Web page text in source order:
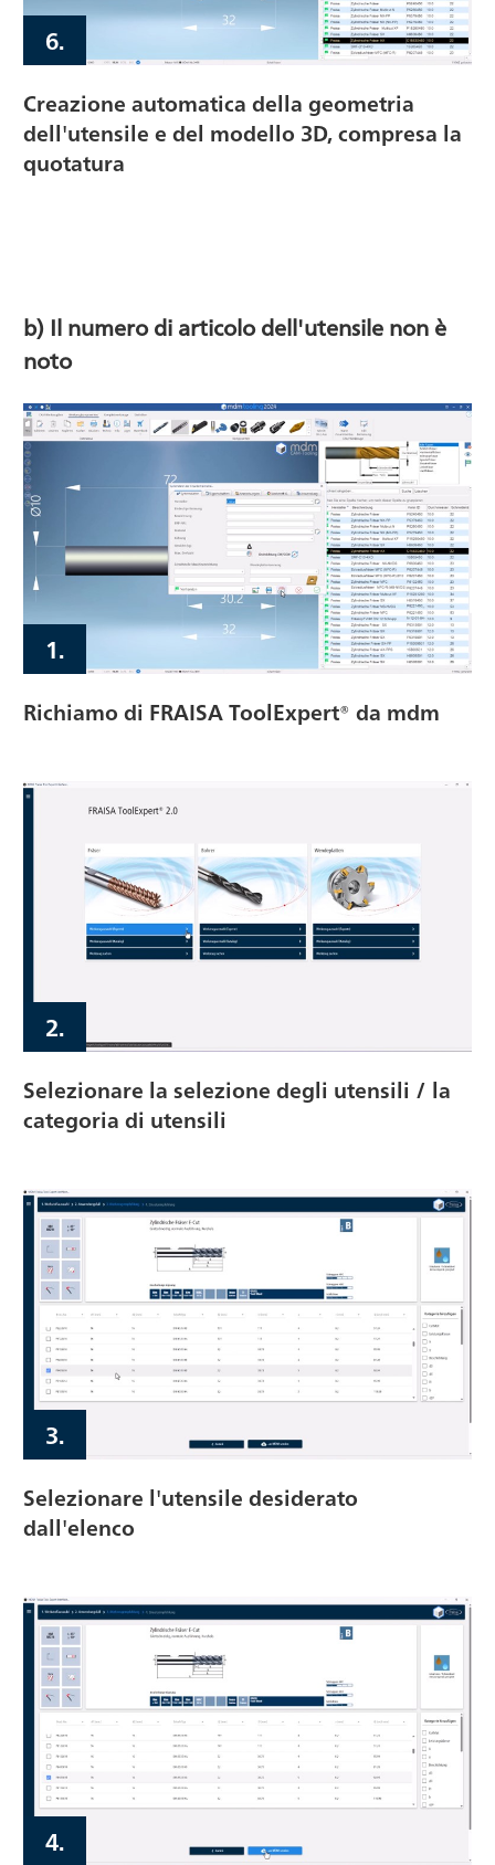
6.
Creazione automatica della geometria
dell'utensile e del modello 3D, compresa la
quotatura
b) Il numero di articolo dell'utensile non è
noto
1.
Richiamo di FRAISA ToolExpert® da mdm
2.
Selezionare la selezione degli utensili / la
categoria di utensili
3.
Selezionare l'utensile desiderato
dall'elenco
4.